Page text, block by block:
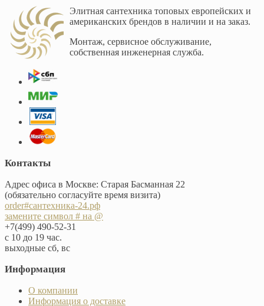
Элитная сантехника топовых европейских и
американских брендов в наличии и на заказ.
Монтаж, сервисное обслуживание,
собственная инженерная служба.
Контакты
Адрес офиса в Москве: Старая Басманная 22
(обязательно согласуйте время визита)
order#сантехника-24.рф
замените символ # на @
+7(499) 490-52-31
с 10 до 19 час.
выходные сб, вс
Информация
О компании
Информация о доставке